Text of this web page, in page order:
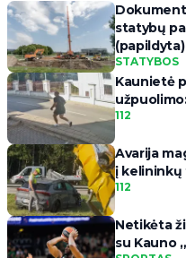
statybų
(papildyta)
STATYBOS
Kaunietė
112
Avarija
į kelininkų
112
Netikėta
su Kauno